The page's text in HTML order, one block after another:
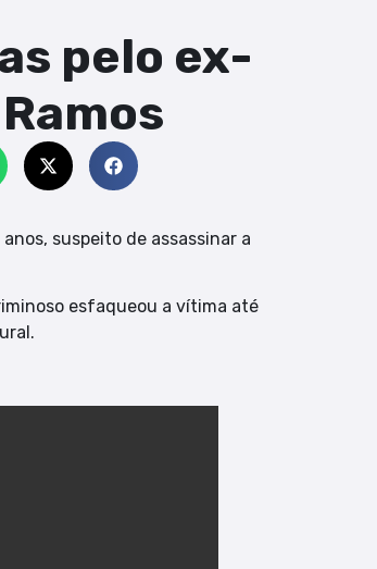
pelo ex-
suspeito de assassinar a
esfaqueou a vítima até